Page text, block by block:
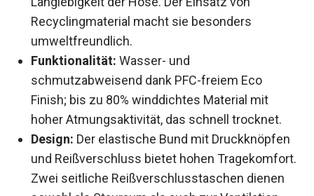
Langlebigkeit der Hose. Der Einsatz von
Recyclingmaterial macht sie besonders
umweltfreundlich.
Funktionalität: Wasser- und
schmutzabweisend dank PFC-freiem Eco
Finish; bis zu 80% winddichtes Material mit
hoher Atmungsaktivität, das schnell trocknet.
Design: Der elastische Bund mit
Druckknöpfen und Reißverschluss bietet
hohen Tragekomfort. Zwei seitliche